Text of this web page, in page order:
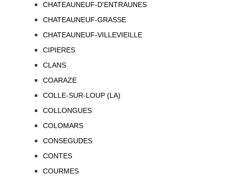
CHATEAUNEUF-D'ENTRAUNES
CHATEAUNEUF-GRASSE
CHATEAUNEUF-VILLEVIEILLE
CIPIERES
CLANS
COARAZE
COLLE-SUR-LOUP (LA)
COLLONGUES
COLOMARS
CONSEGUDES
CONTES
COURMES